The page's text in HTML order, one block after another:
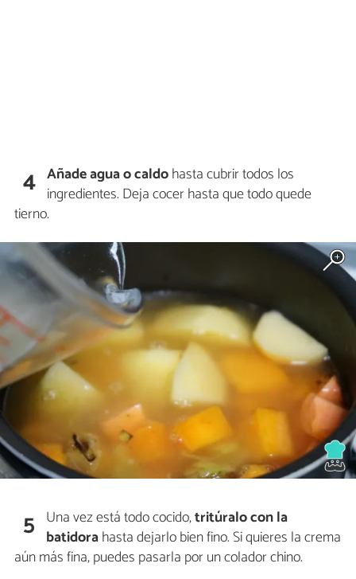
4 Añade agua o caldohasta cubrir todos los
ingredientes. Deja cocer hasta que todo quede
tierno.
5 Una vez está todo cocido,tritúralo con la
batidorahasta dejarlo bien fino. Si quieres la crema
aún más fina, puedes pasarla por un colador chino.